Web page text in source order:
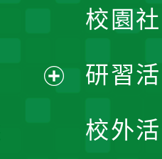
校園
研習
校外